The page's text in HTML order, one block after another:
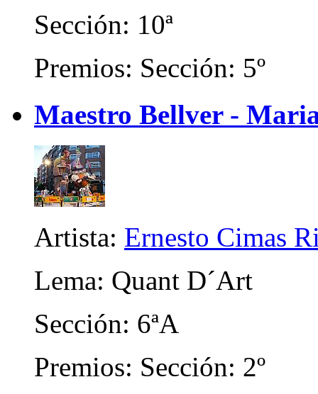
Sección: 10ª
Premios: Sección: 5º
Maestro Bellver -
Artista: Ernesto Cimas
Lema: Quant D´Art
Sección: 6ªA
Premios: Sección: 2º